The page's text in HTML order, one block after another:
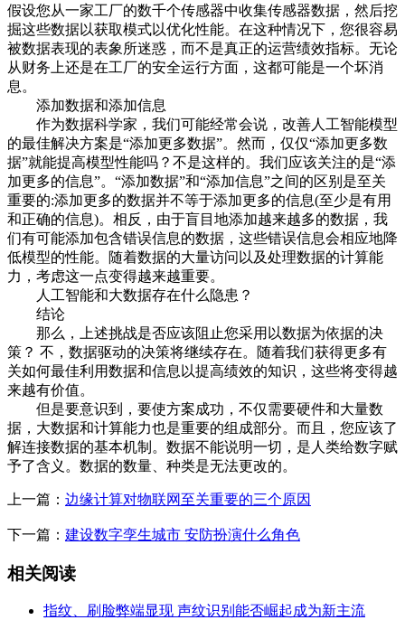
假设您从一家工厂的数千个传感器中收集传感器数据，然后挖
掘这些数据以获取模式以优化性能。在这种情况下，您很容易
被数据表现的表象所迷惑，而不是真正的运营绩效指标。无论
从财务上还是在工厂的安全运行方面，这都可能是一个坏消
息。
添加数据和添加信息
作为数据科学家，我们可能经常会说，改善人工智能模型
的最佳解决方案是“添加更多数据”。然而，仅仅“添加更多数
据”就能提高模型性能吗？不是这样的。我们应该关注的是“添
加更多的信息”。“添加数据”和“添加信息”之间的区别是至关
重要的:添加更多的数据并不等于添加更多的信息(至少是有用
和正确的信息)。相反，由于盲目地添加越来越多的数据，我
们有可能添加包含错误信息的数据，这些错误信息会相应地降
低模型的性能。随着数据的大量访问以及处理数据的计算能
力，考虑这一点变得越来越重要。
人工智能和大数据存在什么隐患？
结论
那么，上述挑战是否应该阻止您采用以数据为依据的决
策？ 不，数据驱动的决策将继续存在。随着我们获得更多有
关如何最佳利用数据和信息以提高绩效的知识，这些将变得越
来越有价值。
但是要意识到，要使方案成功，不仅需要硬件和大量数
据，大数据和计算能力也是重要的组成部分。而且，您应该了
解连接数据的基本机制。数据不能说明一切，是人类给数字赋
予了含义。数据的数量、种类是无法更改的。
上一篇： 边缘计算对物联网至关重要的三个原因
下一篇： 建设数字孪生城市 安防扮演什么角色
相关阅读
指纹、刷脸弊端显现 声纹识别能否崛起成为新主流